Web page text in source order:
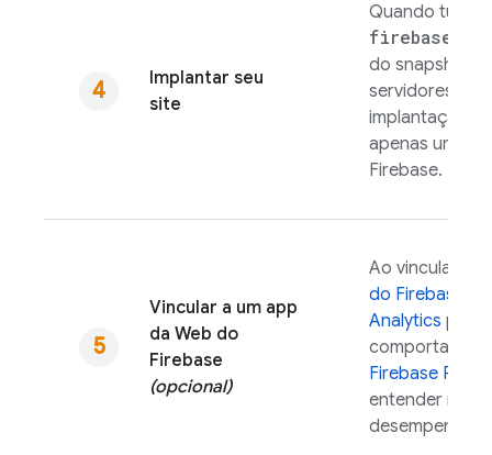
Implantar seu
site
Quando tudo
firebase
do snapshot
servidores. Se
implantação,
apenas um
Firebase.
Vincular a um app
da Web do
Firebase
(opcional)
Ao vincular
do Firebase
Analytics para
Firebase
entender
desempenho